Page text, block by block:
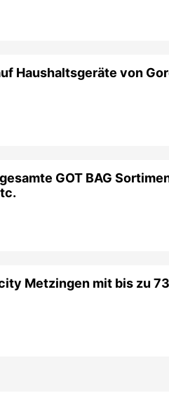
Haushaltsgeräte von
GOT BAG
Metzingen mit bis zu